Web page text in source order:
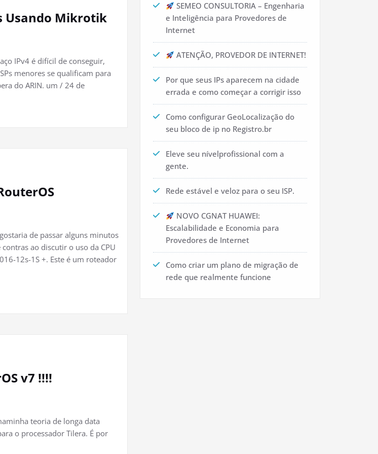
Usando Mikrotik
IPv4 é difícil de conseguir,
menores se qualificam para
do ARIN. um / 24 de
de passar alguns minutos
ao discutir o uso da CPU
12s-1S +. Este é um roteador
v7 !!!!
teoria de longa data
o processador Tilera. É por
SEMEO CONSULTORIA – Engenharia
e Inteligência para Provedores de
Internet
ATENÇÃO, PROVEDOR DE INTERNET!
Por que seus IPs aparecem na cidade
errada e como começar a corrigir isso
Como configurar GeoLocalização do
seu bloco de ip no Registro.br
Eleve seu nívelprofissional com a
gente.
Rede estável e veloz para o seu ISP.
NOVO CGNAT HUAWEI:
Escalabilidade e Economia para
Provedores de Internet
Como criar um plano de migração de
rede que realmente funcione